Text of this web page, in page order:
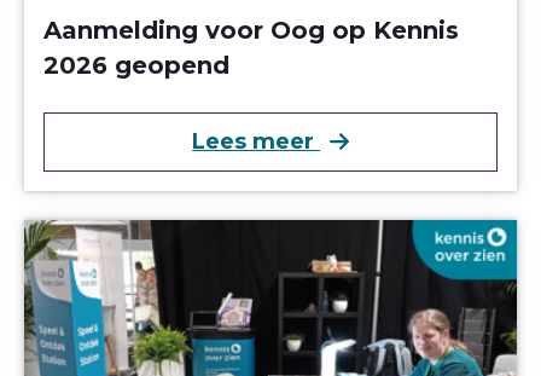
Aanmelding voor Oog op Kennis
2026 geopend
Lees meer over Aanmelding